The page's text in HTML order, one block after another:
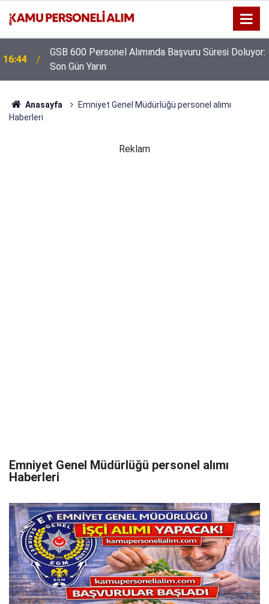
16:44
GSB 600 Personel Alımında Başvuru Süresi Doluyor:
Son Gün Yarın
Anasayfa
Emniyet Genel Müdürlüğü personel alımı
Haberleri
Reklam
Emniyet Genel Müdürlüğü personel alımı
Haberleri